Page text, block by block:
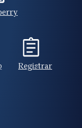
Registrar